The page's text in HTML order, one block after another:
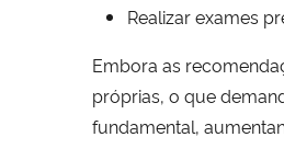
Realizar exames
Embora as
próprias, o que
fundamental,